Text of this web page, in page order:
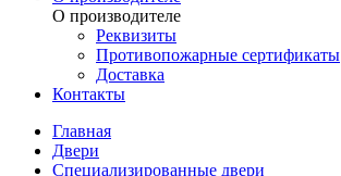
О производителе
Реквизиты
Противопожарные сертификаты
Доставка
Контакты
Главная
Двери
Специализированные двери